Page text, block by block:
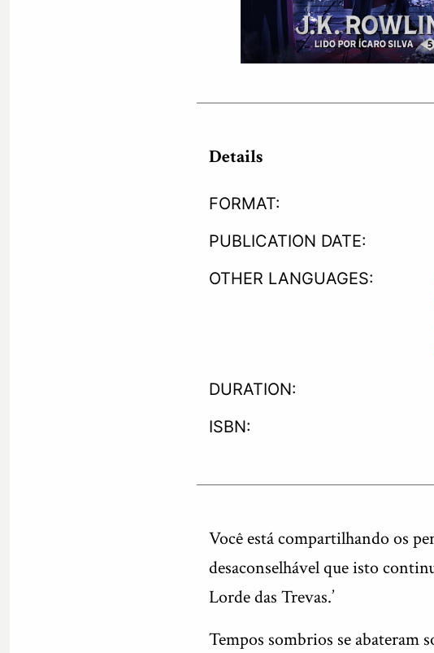
Details
FORMAT:
PUBLICATION DATE:
OTHER LANGUAGES:
DURATION:
ISBN:
Você está compartilhando os
desaconselhável que isto
Lorde das Trevas.’
Tempos sombrios se abateram